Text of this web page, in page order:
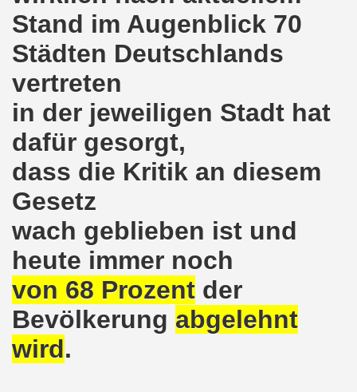
Stand im Augenblick 70
Städten Deutschlands
vertreten
in der jeweiligen Stadt hat
dafür gesorgt,
dass die Kritik an diesem
Gesetz
wach geblieben ist und
heute immer noch
von 68 Prozent der
Bevölkerung abgelehnt
wird.
am 12.04.2021: Klare Kante gegen Corona-
am 29.03.2021 mit großem Zuspruch -
Bewegung am 29.03.2021 steht konsequent
sendet kämpferische Grüße am 08.03.2021 zum
Bewegung am 08.03.2021 im Zeichen des
Montagsdemo-Bewegung am 08. März
bei Eiseskälte gegen die katastrophale Flüchtlings-
Montagsdemo-Bewegung am 15. Februar 2021
Montagsdemo-Bewegung am 11. Januar 2021